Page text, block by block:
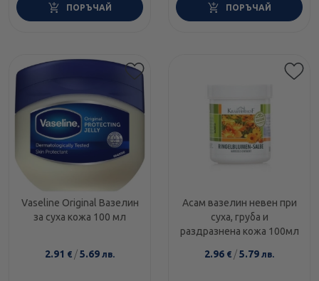
ПОРЪЧАЙ ПОРЪЧАЙ
Vaseline Original Вазелин
за суха кожа 100 мл
2.91 € /5.69 лв.
Асам вазелин невен при
суха, груба и
раздразнена кожа 100мл
2.96 € /5.79 лв.